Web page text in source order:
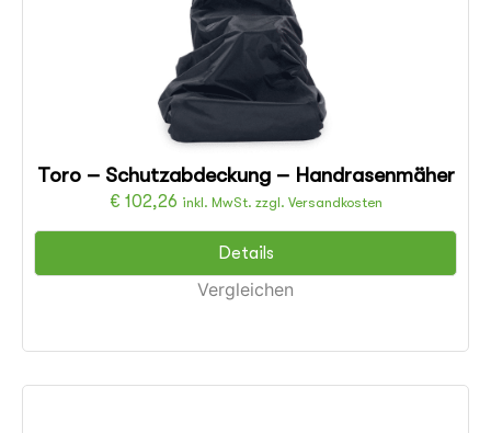
Toro – Schutzabdeckung – Handrasenmäher
€ 102,26 inkl. MwSt. zzgl. Versandkosten
Details
Vergleichen